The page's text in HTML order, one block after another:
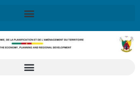
Nationale de Développement 2020-
2030SND30
En savoir plus